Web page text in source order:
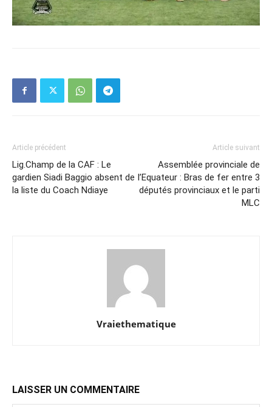
Article précédent
Lig.Champ de la CAF : Le
gardien Siadi Baggio absent de
la liste du Coach Ndiaye
Article suivant
Assemblée provinciale de
l’Equateur : Bras de fer entre 3
députés provinciaux et le parti
MLC
Vraiethematique
LAISSER UN COMMENTAIRE